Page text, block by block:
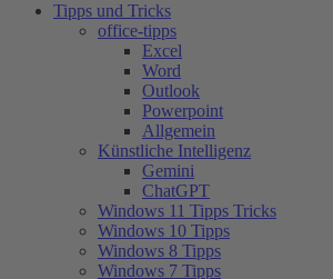
Tipps und Tricks
office-tipps
Excel
Word
Outlook
Powerpoint
Allgemein
Künstliche Intelligenz
Gemini
ChatGPT
Windows 11 Tipps Tricks
Windows 10 Tipps
Windows 8 Tipps
Windows 7 Tipps